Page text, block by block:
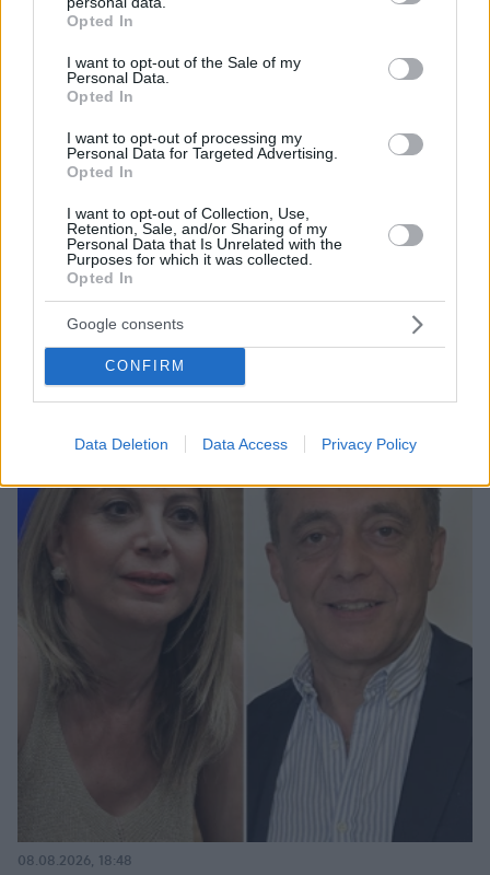
grant or deny consent to Google and its third-party tags to
use your data for below specified purposes in below Google
consent section.
Opted In
I want to opt-out of the Sale of my
Personal Data.
Opted In
I want to opt-out of processing my
Personal Data for Targeted Advertising.
Opted In
I want to opt-out of Collection, Use,
Retention, Sale, and/or Sharing of my
Personal Data that Is Unrelated with the
Purposes for which it was collected.
Opted In
Google consents
CONFIRM
Data Deletion Data Access Privacy Policy
Μυστήριο 3.500 ετών στη Σαντορίνη: Ο 15χρονος
που δεν πρόλαβε να ξεφύγει από το τσουνάμι
μπορεί ν' αλλάξει τη χρονολογία της μεγάλης
έκρηξης
08.08.2026, 18:08
08.08.2026, 18:48